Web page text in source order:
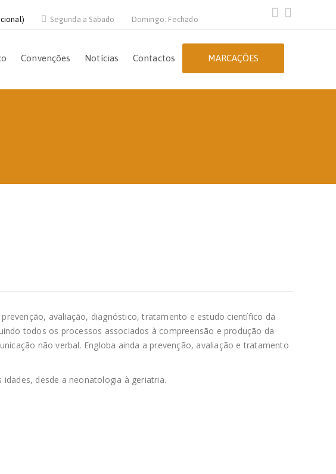
Segunda a Sábado Domingo: Fechado
Convenções Notícias Contactos MARCAÇÕES
avaliação, diagnóstico, tratamento e estudo científico da
todos os processos associados à compreensão e produção da
não verbal. Engloba ainda a prevenção, avaliação e tratamento
desde a neonatologia à geriatria.